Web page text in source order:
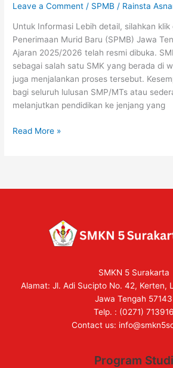
Leave a Comment / SPMB / Rainsta
Untuk Informasi Lebih detail, silahkan klik
Penerimaan Murid Baru (SPMB) Jawa
Ajaran 2025/2026 telah resmi dibuka.
sebagai salah satu SMK yang berada di
juga menjalankan proses tersebut.
bagi seluruh lulusan SMP/MTs atau
melanjutkan pendidikan ke jenjang yang
Read More »
SMKN 5 Surakarta
Alamat: Jl. Adi Sucipto No. 42, Kerten,
Jawa Tengah 57143
Telp. : (0271) 713916
Contact us:
Program Studi